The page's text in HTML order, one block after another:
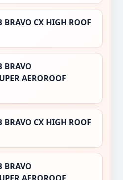
CX HIGH ROOF
BRAVO
AEROROOF
CX HIGH ROOF
BRAVO